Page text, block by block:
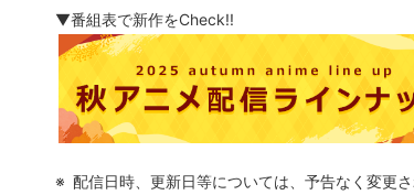
▼番組表で新作をCheck!!
配信日時、更新日等については、予告なく変更